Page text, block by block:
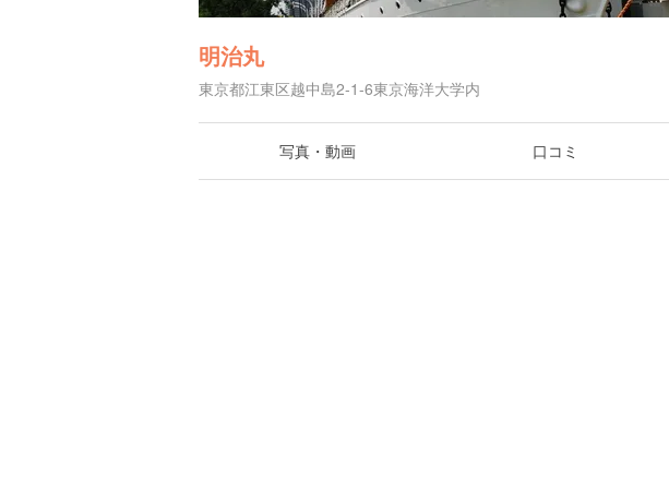
明治丸
東京都江東区越中島2-1-6東京海洋大学内
写真・動画 口コミ